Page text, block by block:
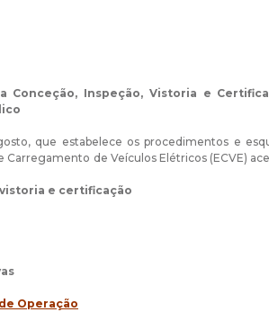
Conceção, Inspeção, Vistoria e
que estabelece os procedimentos e
de Veículos Elétricos (ECVE)
e certificação
Operação